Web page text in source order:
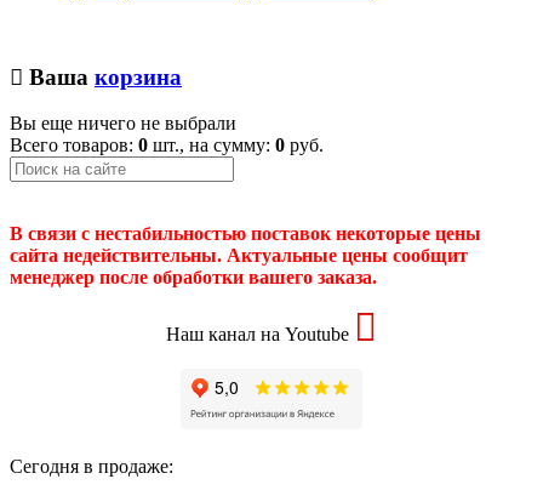
Ваша корзина
Вы еще ничего не выбрали
Всего товаров: 0 шт., на сумму: 0 руб.
В связи с нестабильностью поставок некоторые цены
сайта недействительны. Актуальные цены сообщит
менеджер после обработки вашего заказа.
Наш канал на Youtube
Сегодня в продаже: